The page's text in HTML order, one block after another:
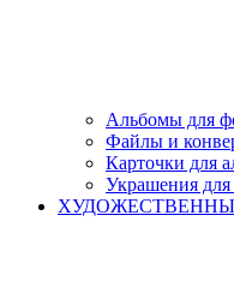
Альбомы для
Файлы и
Карточки для
Украшения для